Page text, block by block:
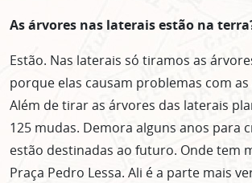
As árvores nas laterais estão na
Estão. Nas laterais só tiramos as
porque elas causam problemas com
Além de tirar as árvores das laterais
125 mudas. Demora alguns anos para
estão destinadas ao futuro. Onde tem
Praça Pedro Lessa. Ali é a parte mais